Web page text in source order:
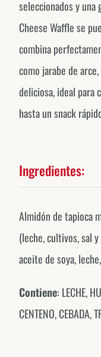
seleccionados y una
Cheese Waffle se
combina
como jarabe de
deliciosa, ideal para
hasta un snack
Ingredientes:
Almidón de tapioca
(leche, cultivos, sal
aceite de soya,
Contiene: LECHE,
CENTENO, CEBADA,